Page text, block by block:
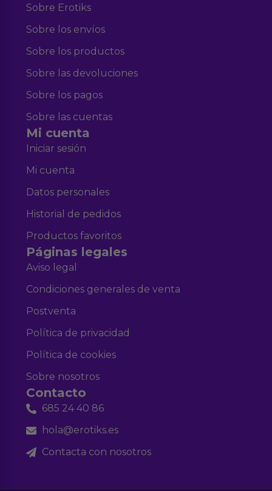
Sobre Erotiks
Sobre los envíos
Sobre los productos
Sobre las devoluciones
Sobre los pagos
Sobre las cuentas
Mi cuenta
Iniciar sesión
Mi cuenta
Datos personales
Historial de pedidos
Productos favoritos
Páginas legales
Aviso legal
Condiciones generales de venta
Postventa
Política de privacidad
Política de cookies
Sobre nosotros
Contacto
685 24 40 86
hola@erotiks.es
Contacta con nosotros